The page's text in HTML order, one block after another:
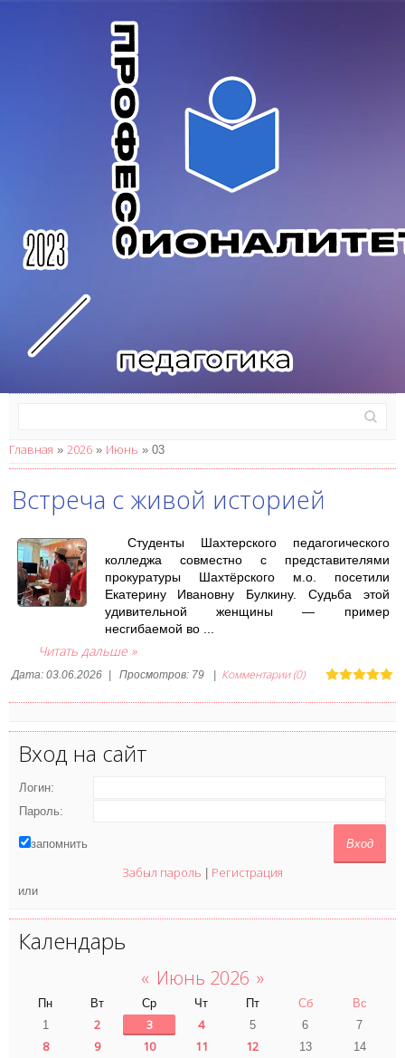
Главная » 2026 » Июнь » 03
Встреча с живой историей
Студенты Шахтерского педагогического
колледжа совместно с представителями
прокуратуры Шахтёрского м.о. посетили
Екатерину Ивановну Булкину. Судьба этой
удивительной женщины — пример
несгибаемой во
Читать дальше »
Дата: 03.06.2026 | Просмотров: 79 | Комментарии (0)
Вход на сайт
Логин:
Пароль:
запомнить
Забыл пароль Регистрация
или
Календарь
« Июнь 2026 »
Пн Вт Ср Чт Пт Сб
Вс
1
2 3 4 5 6 7
8 9 10 11 12 13 14